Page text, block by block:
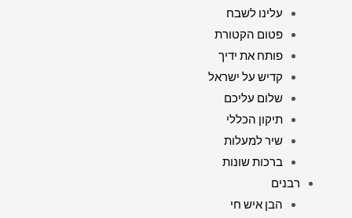
עלינו לשבח
פטום הקטורת
פותח את ידיך
קדיש על ישראל
שלום עליכם
תיקון הכללי
שיר למעלות
ברכות שונות
רבנים
הבן איש חי